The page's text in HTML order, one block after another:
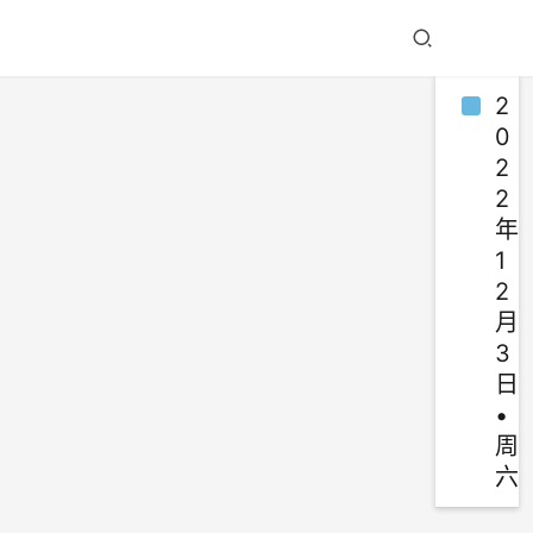
2
0
2
2
年
1
2
月
3
日
•
周
六